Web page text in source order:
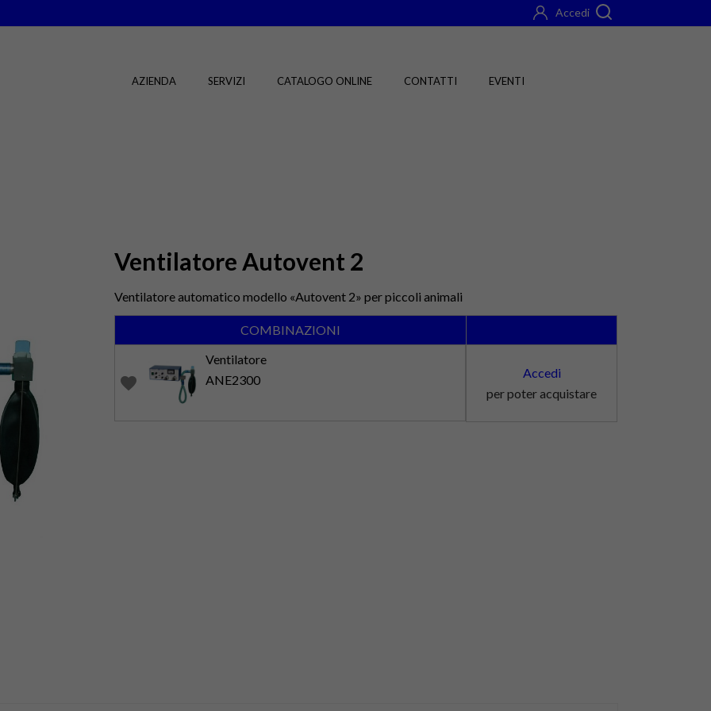
Accedi
AZIENDA SERVIZI CATALOGO ONLINE CONTATTI EVENTI
Ventilatore Autovent 2
Ventilatore automatico modello «Autovent 2» per piccoli animali
COMBINAZIONI
favorite
Ventilatore
ANE2300
Accedi
per poter acquistare